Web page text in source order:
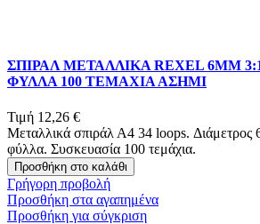
ΣΠΙΡΑΛ ΜΕΤΑΛΛΙΚΑ REXEL 6MM 3:1
ΦΥΛΛΑ 100 ΤΕΜΑΧΙΑ ΑΣΗΜΙ
Τιμή 12,26 €
Μεταλλικά σπιράλ Α4 34 loops. Διάμετρος
φύλλα. Συσκευασία 100 τεμάχια.
Προσθήκη στο καλάθι
Γρήγορη προβολή
Προσθήκη στα αγαπημένα
Προσθήκη για σύγκριση